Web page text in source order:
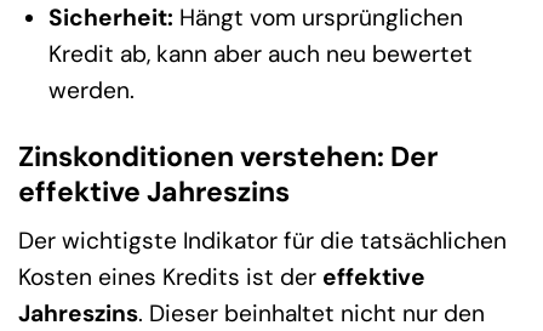
Sicherheit: Hängt vom ursprünglichen
Kredit ab, kann aber auch neu bewertet
werden.
Zinskonditionen verstehen: Der
effektive Jahreszins
Der wichtigste Indikator für die tatsächlichen
Kosten eines Kredits ist der effektive
Jahreszins. Dieser beinhaltet nicht nur den